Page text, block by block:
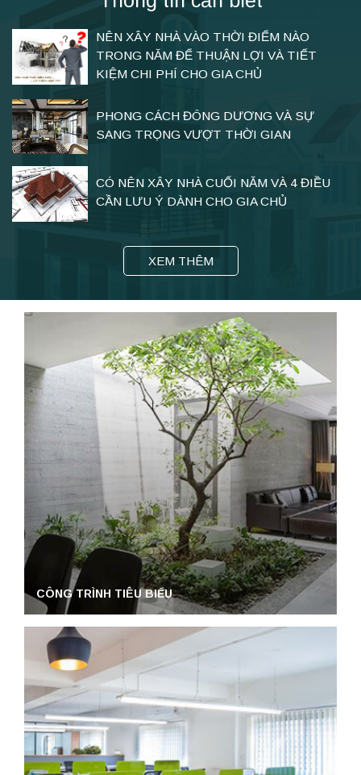
NÊN XÂY NHÀ VÀO THỜI ĐIỂM NÀO
TRONG NĂM ĐỂ THUẬN LỢI VÀ TIẾT
KIỆM CHI PHÍ CHO GIA CHỦ
PHONG CÁCH ĐÔNG DƯƠNG VÀ SỰ
SANG TRỌNG VƯỢT THỜI GIAN
CÓ NÊN XÂY NHÀ CUỐI NĂM VÀ 4 ĐIỀU
CẦN LƯU Ý DÀNH CHO GIA CHỦ
XEM THÊM
CÔNG TRÌNH TIÊU BIỂU